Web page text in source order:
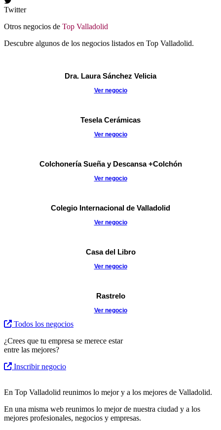
Twitter
Otros negocios de Top Valladolid
Descubre algunos de los negocios listados en Top Valladolid.
Dra. Laura Sánchez Velicia
Ver negocio
Tesela Cerámicas
Ver negocio
Colchonería Sueña y Descansa +Colchón
Ver negocio
Colegio Internacional de Valladolid
Ver negocio
Casa del Libro
Ver negocio
Rastrelo
Ver negocio
Todos los negocios
¿Crees que tu empresa se merece estar
entre las mejores?
Inscribir negocio
En Top Valladolid reunimos lo mejor y a los mejores de Valladolid.
En una misma web reunimos lo mejor de nuestra ciudad y a los
mejores profesionales, negocios y empresas.